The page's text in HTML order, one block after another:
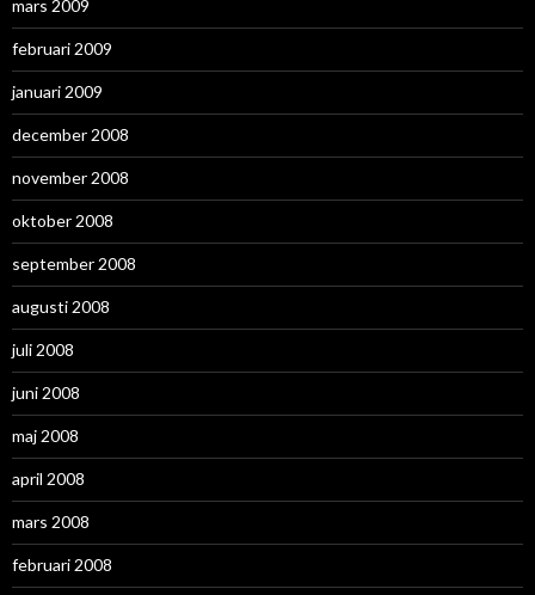
mars 2009
februari 2009
januari 2009
december 2008
november 2008
oktober 2008
september 2008
augusti 2008
juli 2008
juni 2008
maj 2008
april 2008
mars 2008
februari 2008